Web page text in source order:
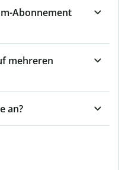
Abonnement
mehreren
an?